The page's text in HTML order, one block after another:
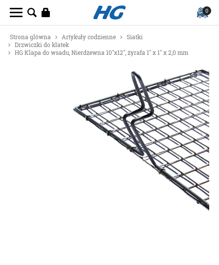
0
Strona glówna Artykuły codzienne
Siatki
Drzwiczki do klatek
HG Klapa do wsadu, Nierdzewna 10"x12", żyrafa 1" x 1" x 2,0 mm